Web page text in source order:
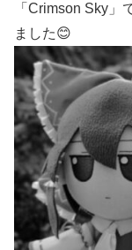
「Crimson Sky」
ました😊